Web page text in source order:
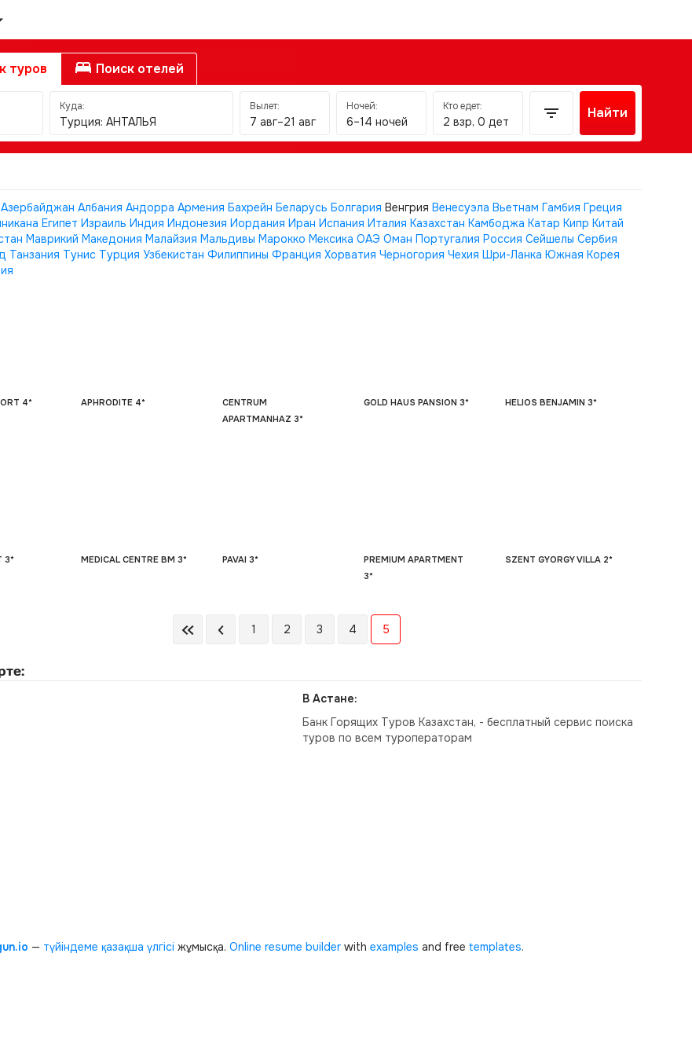
туров Поиск отелей
Куда:
Турция: АНТАЛЬЯ
Вылет:
7 авг–21 авг
Ночей:
6–14 ночей
Кто едет:
2 взр, 0 дет
Найти
Азербайджан Албания Андорра Армения Бахрейн Беларусь Болгария Венгрия Венесуэла Вьетнам Гамбия Греция
Египет Израиль Индия Индонезия Иордания Иран Испания Италия Казахстан Камбоджа Катар Кипр Китай
Маврикий Македония Малайзия Мальдивы Марокко Мексика ОАЭ Оман Португалия Россия Сейшелы Сербия
Танзания Тунис Турция Узбекистан Филиппины Франция Хорватия Черногория Чехия Шри-Ланка Южная Корея
4* APHRODITE 4*
CENTRUM
APARTMANHAZ 3*
GOLD HAUS PANSION 3* HELIOS BENJAMIN 3*
3* MEDICAL CENTRE BM 3* PAVAI 3*
PREMIUM APARTMENT
3*
SZENT GYORGY VILLA 2*
1 2 3 4 5
В Астане:
Банк Горящих Туров Казахстан, - бесплатный сервис поиска
туров по всем туроператорам
— түйіндеме қазақша үлгісі жұмысқа. Online resume builder with examples and free templates.